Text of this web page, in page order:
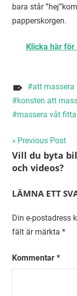
bara står
papperskorgen.
Klicka här
att massera
konsten att
massera våt fitta
Previous Post
Vill du byta
och videos?
LÄMNA ETT
Din e-postadress
fält är märkta *
Kommentar *